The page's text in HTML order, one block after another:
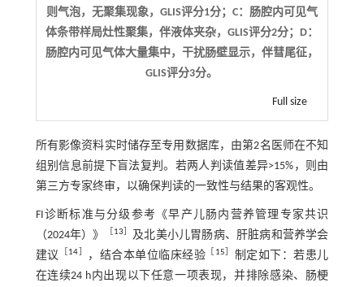
则气泡，无聚集现象，GLIS评分1分；C：肠腔内可见气
体条带样局灶性聚集，伴液体夹杂，GLIS评分2分；D：
肠腔内可见气体大量集中，干扰肠壁显示，伴彗尾征，
GLIS评分3分。
Full size
所有影像资料实时储存至专用数据库，由第2名医师在不知
组别信息前提下盲法复判。若两人判读值差异>15%，则由
第三方专家终审，以确保判读的一致性与结果的客观性。
FI诊断标准与分级参考《早产儿肠内营养管理专家共识
（2024年）》
13
及北美小儿胃肠病、肝脏病和营养学会
建议
14 ，结合本单位临床经验 15
制定如下：若患儿
在连续24 h内出现以下任意一项表现，并排除感染、肠梗